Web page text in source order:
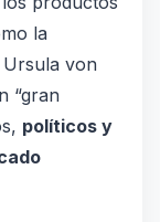
la
Ursula von
“gran
políticos y